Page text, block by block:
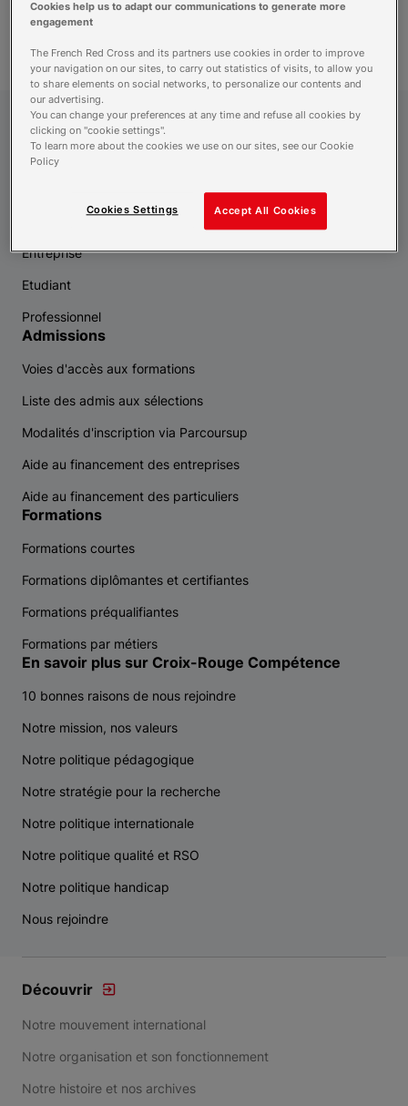
recherche
Croix-Rouge Compétence
Demandeur d'emploi
Entreprise
Etudiant
Professionnel
Admissions
Voies d'accès aux formations
Liste des admis aux sélections
Modalités d'inscription via Parcoursup
Aide au financement des entreprises
Aide au financement des particuliers
Formations
Formations courtes
Formations diplômantes et certifiantes
Formations préqualifiantes
Formations par métiers
En savoir plus sur Croix-Rouge Compétence
10 bonnes raisons de nous rejoindre
Notre mission, nos valeurs
Notre politique pédagogique
Notre stratégie pour la recherche
Notre politique internationale
Notre politique qualité et RSO
Notre politique handicap
Nous rejoindre
Découvrir
Notre mouvement international
Notre organisation et son fonctionnement
Notre histoire et nos archives
Cookies help us to adapt our communications to generate more
engagement
The French Red Cross and its partners use cookies in order to improve
your navigation on our sites, to carry out statistics of visits, to allow you
to share elements on social networks, to personalize our contents and
our advertising.
You can change your preferences at any time and refuse all cookies by
clicking on "cookie settings".
To learn more about the cookies we use on our sites, see our Cookie
Policy
Accept All Cookies
Cookies Settings